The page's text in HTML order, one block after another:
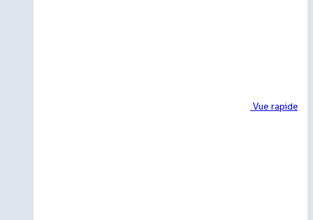
Vue rapide